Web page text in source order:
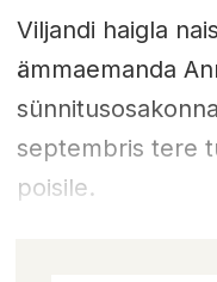
Viljandi haigla
ämmaemanda
septembris tere
poisile.